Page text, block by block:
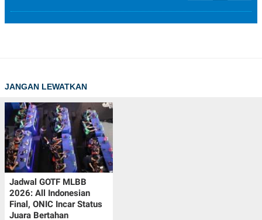
JANGAN LEWATKAN
Jadwal GOTF MLBB
2026: All Indonesian
Final, ONIC Incar Status
Juara Bertahan